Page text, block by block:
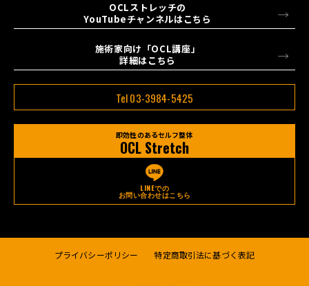
OCLストレッチの
YouTubeチャンネルはこちら
施術家向け「OCL講座」
詳細はこちら
Tel 03-3984-5425
即効性のあるセルフ整体
OCL Stretch
LINEでの
お問い合わせはこちら
プライバシーポリシー 特定商取引法に基づく表記